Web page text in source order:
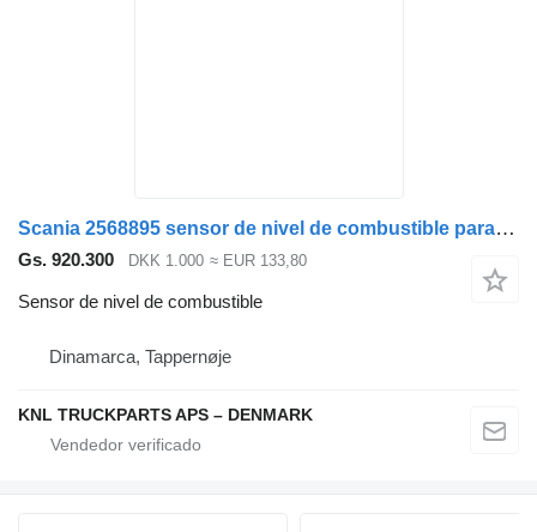
Scania 2568895 sensor de nivel de combustible para camión
Gs. 920.300 DKK 1.000 ≈ EUR 133,80
Sensor de nivel de combustible
Dinamarca, Tappernøje
KNL TRUCKPARTS APS – DENMARK